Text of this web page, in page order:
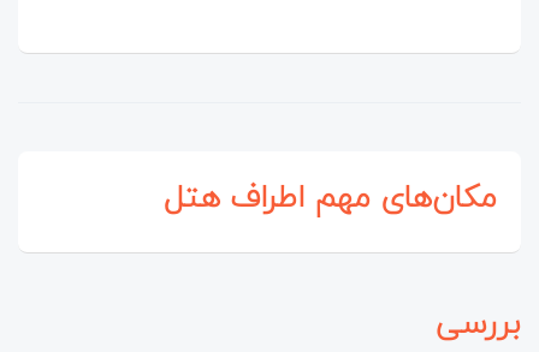
مکان‌های مهم اطراف هتل
بررسی